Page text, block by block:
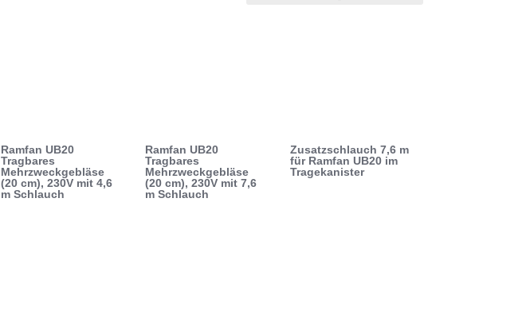
Ramfan UB20
Tragbares
Mehrzweckgebläse
(20 cm), 230V mit 4,6
m Schlauch
Ramfan UB20
Tragbares
Mehrzweckgebläse
(20 cm), 230V mit 7,6
m Schlauch
Zusatzschlauch 7,6 m
für Ramfan UB20 im
Tragekanister